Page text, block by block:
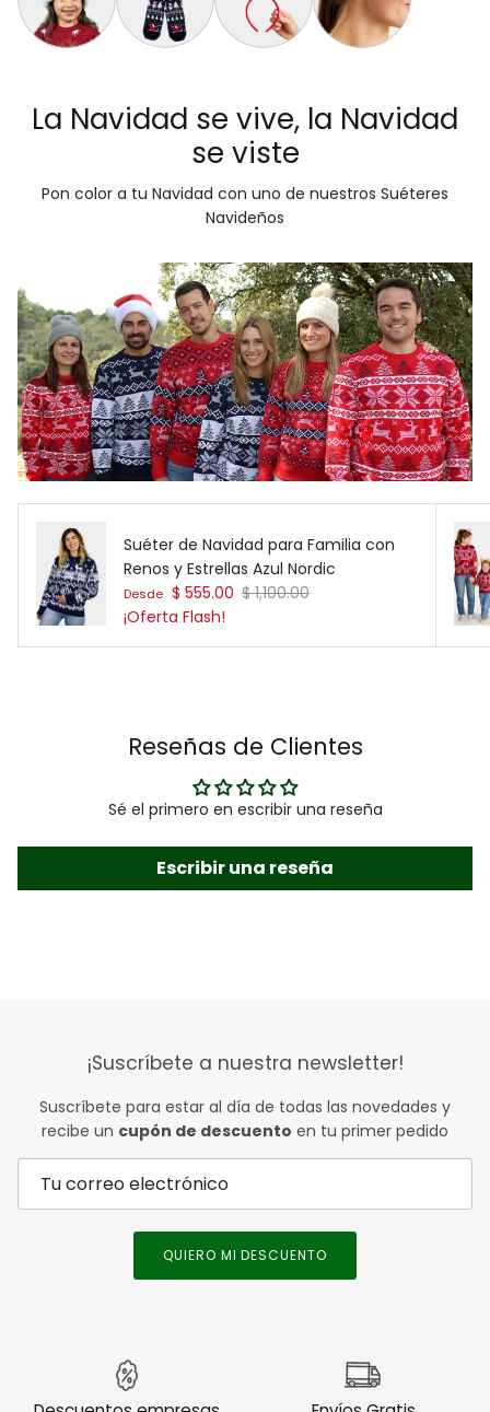
La Navidad se vive, la Navidad
se viste
Pon color a tu Navidad con uno de nuestros Suéteres
Navideños
Suéter de Navidad para Familia con
Renos y Estrellas Azul Nordic
Precio de venta
Desde $ 555.00 Precio normal
$ 1,100.00
¡Oferta Flash!
Reseñas de Clientes
Sé el primero en escribir una reseña
Escribir una reseña
¡Suscríbete a nuestra newsletter!
Suscríbete para estar al día de todas las novedades y
recibe un cupón de descuento en tu primer pedido
QUIERO MI DESCUENTO